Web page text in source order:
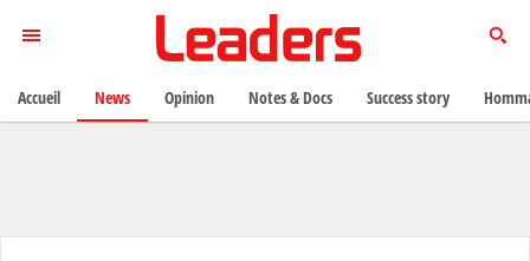
Accueil News Opinion Notes & Docs Success story